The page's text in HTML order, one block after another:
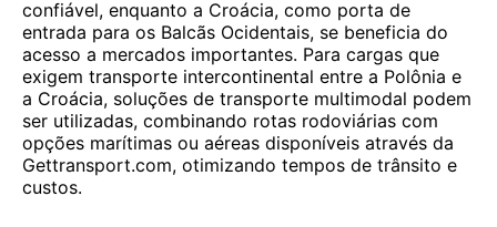
confiável, enquanto a Croácia, como porta de
entrada para os Balcãs Ocidentais, se beneficia do
acesso a mercados importantes. Para cargas que
exigem transporte intercontinental entre a Polônia e
a Croácia, soluções de transporte multimodal podem
ser utilizadas, combinando rotas rodoviárias com
opções marítimas ou aéreas disponíveis através da
Gettransport.com, otimizando tempos de trânsito e
custos.